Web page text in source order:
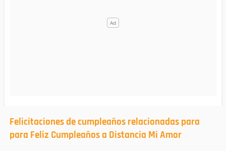
Felicitaciones de cumpleaños relacionadas para
para Feliz Cumpleaños a Distancia Mi Amor